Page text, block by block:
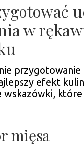
w
przygotowanie
efekt
wskazówki, które
mięsa